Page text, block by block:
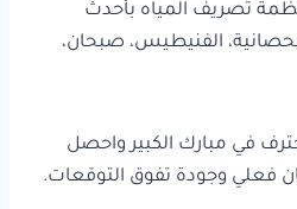
تصريف المياه بأحدث
الفنيطيس، صبحان،
في مبارك الكبير واحصل
فعلي وجودة تفوق التوقعات.